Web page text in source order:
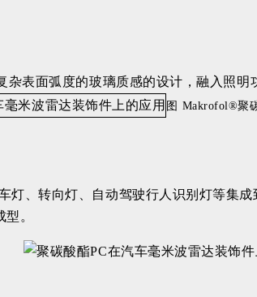
表面弧度的玻璃质感的设计，融入照明
图 Makrofol®聚
、转向灯、自动驾驶行人识别灯等集
。